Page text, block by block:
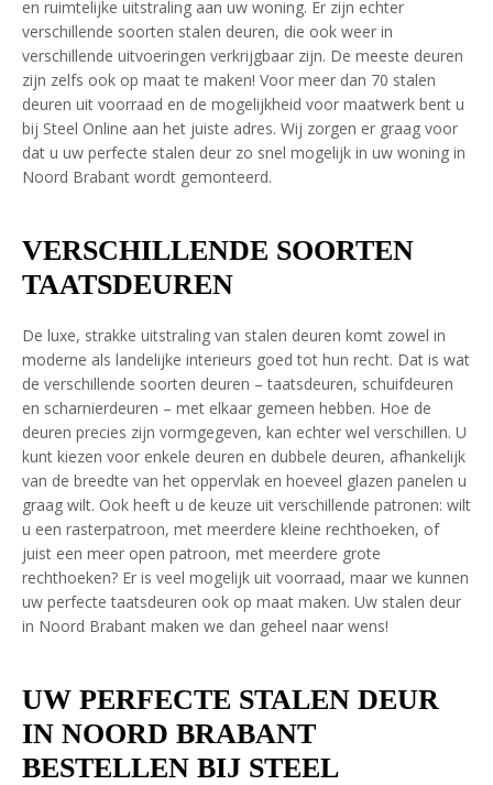
en ruimtelijke uitstraling aan uw woning. Er zijn echter
verschillende soorten stalen deuren, die ook weer in
verschillende uitvoeringen verkrijgbaar zijn. De meeste deuren
zijn zelfs ook op maat te maken! Voor meer dan 70 stalen
deuren uit voorraad en de mogelijkheid voor maatwerk bent u
bij Steel Online aan het juiste adres. Wij zorgen er graag voor
dat u uw perfecte stalen deur zo snel mogelijk in uw woning in
Noord Brabant wordt gemonteerd.
VERSCHILLENDE SOORTEN
TAATSDEUREN
De luxe, strakke uitstraling van stalen deuren komt zowel in
moderne als landelijke interieurs goed tot hun recht. Dat is wat
de verschillende soorten deuren – taatsdeuren, schuifdeuren
en scharnierdeuren – met elkaar gemeen hebben. Hoe de
deuren precies zijn vormgegeven, kan echter wel verschillen. U
kunt kiezen voor enkele deuren en dubbele deuren, afhankelijk
van de breedte van het oppervlak en hoeveel glazen panelen u
graag wilt. Ook heeft u de keuze uit verschillende patronen: wilt
u een rasterpatroon, met meerdere kleine rechthoeken, of
juist een meer open patroon, met meerdere grote
rechthoeken? Er is veel mogelijk uit voorraad, maar we kunnen
uw perfecte taatsdeuren ook op maat maken. Uw stalen deur
in Noord Brabant maken we dan geheel naar wens!
UW PERFECTE STALEN DEUR
IN NOORD BRABANT
BESTELLEN BIJ STEEL